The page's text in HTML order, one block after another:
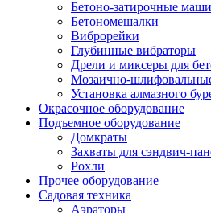
Бетоно-затирочные
Бетономешалки
Виброрейки
Глубинные вибраторы
Дрели и миксеры для
Мозаично-
Установка алмазного
Окрасочное оборудование
Подъемное оборудование
Домкраты
Захваты для сэндвич-
Рохли
Прочее оборудование
Садовая техника
Аэраторы